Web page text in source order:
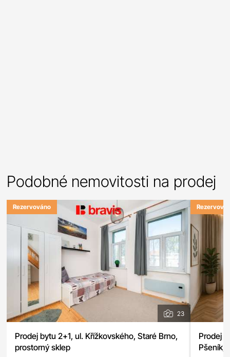
Podobné nemovitosti na prodej
Rezervováno
23
Prodej bytu 2+1, ul. Křížkovského, Staré Brno,
prostorný sklep
Prodej
Pšeník,